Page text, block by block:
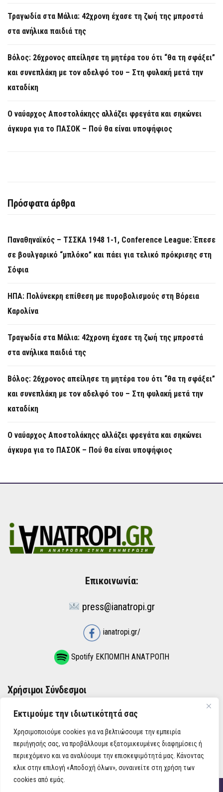
Εκτιμούμε την ιδιωτικότητά σας
Χρησιμοποιούμε cookies για να βελτιώσουμε την εμπειρία
περιήγησής σας, να προβάλλουμε εξατομικευμένες διαφημίσεις ή
περιεχόμενο και να αναλύουμε την επισκεψιμότητά μας. Κάνοντας
κλικ στην επιλογή «Αποδοχή όλων», συναινείτε στη χρήση των
cookies από εμάς.
Τραγωδία στα Μάλια: 42χρονη έχασε τη ζωή της μπροστά
στα ανήλικα παιδιά της
Βόλος: 26χρονος απείλησε τη μητέρα του ότι “θα τη σφάξει”
και συνεπλάκη με τον αδελφό του – Στη φυλακή μετά την
καταδίκη
Ο ναύαρχος Αποστολάκηςς αλλάζει φρεγάτα και σηκώνει
άγκυρα για το ΠΑΣΟΚ – Πού θα είναι υποψήφιος
Πρόσφατα άρθρα
Παναθηναϊκός – ΤΣΣΚΑ 1948 1-1, Conference League: Έπεσε
σε βουλγαρικό “μπλόκο” και πάει για τελικό πρόκρισης στη
Σόφια
ΗΠΑ: Πολύνεκρη επίθεση με πυροβολισμούς στη Βόρεια
Καρολίνα
Τραγωδία στα Μάλια: 42χρονη έχασε τη ζωή της μπροστά
στα ανήλικα παιδιά της
Βόλος: 26χρονος απείλησε τη μητέρα του ότι “θα τη σφάξει”
και συνεπλάκη με τον αδελφό του – Στη φυλακή μετά την
καταδίκη
Ο ναύαρχος Αποστολάκηςς αλλάζει φρεγάτα και σηκώνει
άγκυρα για το ΠΑΣΟΚ – Πού θα είναι υποψήφιος
Επικοινωνία:
press@ianatropi.gr
ianatropi.gr/
Spotify ΕΚΠΟΜΠΗ ΑΝΑΤΡΟΠΗ
Χρήσιμοι Σύνδεσμοι
ΌΡΟΙ ΧΡΉΣΗΣ
ΠΟΛΙΤΙΚΉ ΑΠΟΡΡΉΤΟΥ